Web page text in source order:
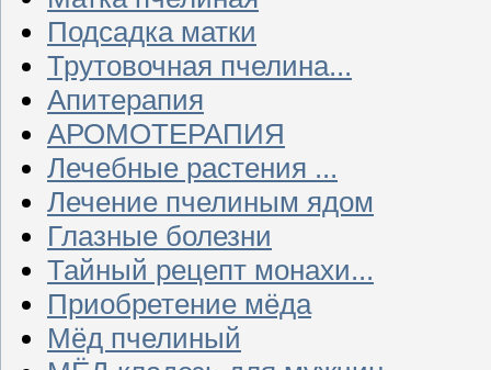
Подсадка матки
Трутовочная пчелина...
Апитерапия
АРОМОТЕРАПИЯ
Лечебные растения ...
Лечение пчелиным ядом
Глазные болезни
Тайный рецепт монахи...
Приобретение мёда
Мёд пчелиный